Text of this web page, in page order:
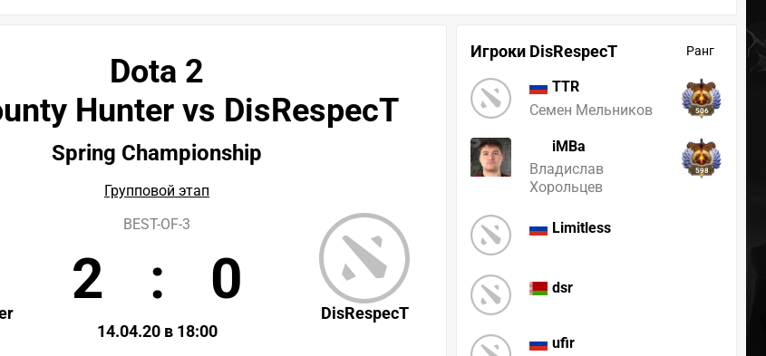
Игроки DisRespecT Ранг
TTR
Семен Мельников
506
iMBa
Владислав
Хорольцев
598
Limitless
dsr
ufir
Dota 2
Hunter vs DisRespecT
Spring Championship
Групповой этап
DisRespecT
BEST-OF-3
2 : 0
14.04.20 в 18:00